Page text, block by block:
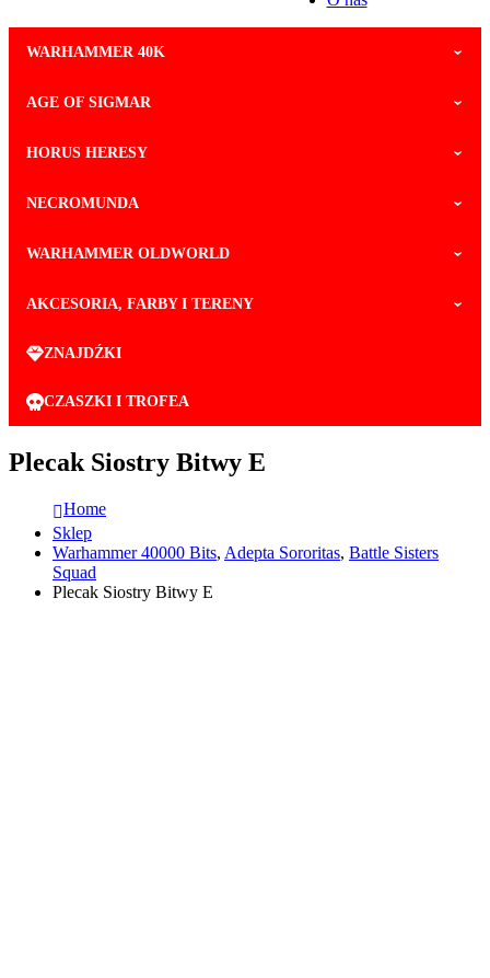
WARHAMMER 40K
AGE OF SIGMAR
HORUS HERESY
NECROMUNDA
WARHAMMER OLDWORLD
AKCESORIA, FARBY I TERENY
ZNAJDŹKI
CZASZKI I TROFEA
Plecak Siostry Bitwy E
Home
Sklep
Warhammer 40000 Bits, Adepta Sororitas, Battle Sisters
Squad
Plecak Siostry Bitwy E